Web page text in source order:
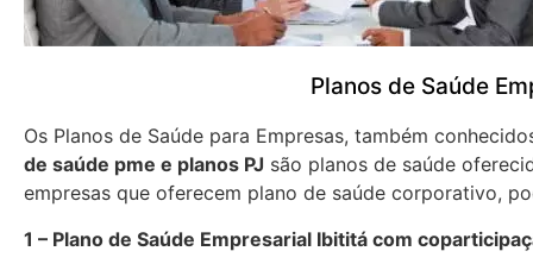
Planos de Saúde
Os Planos de Saúde para Empresas, também
de saúde pme e planos PJ são planos de saúde
empresas que oferecem plano de saúde corporativo,
1 – Plano de Saúde Empresarial Ibititá com